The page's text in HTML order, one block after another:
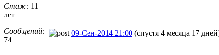
Стаж: 11
лет
Сообщений:
74
09-Сен-2014 21:00 (спустя 4 месяца 17